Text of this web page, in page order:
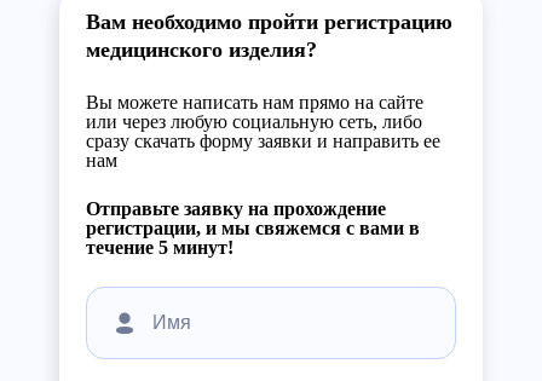
Вам необходимо пройти регистрацию
медицинского изделия?
Вы можете написать нам прямо на сайте
или через любую социальную сеть, либо
сразу скачать форму заявки и направить ее
нам
Отправьте заявку на прохождение
регистрации, и мы свяжемся с вами в
течение 5 минут!